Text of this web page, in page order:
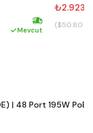
Hızlı kargo
Mevcut
($50.80 +
| 48 Port 195W